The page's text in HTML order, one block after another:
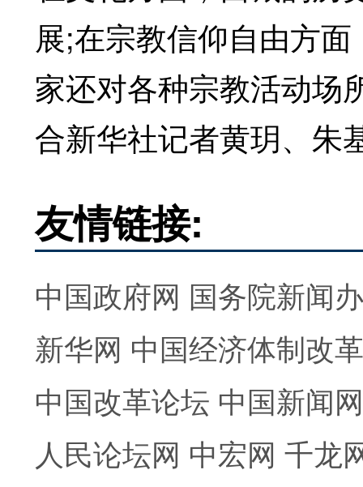
展;在宗教信仰自由方
家还对各种宗教活动场
合新华社记者黄玥、朱
友情链接:
中国政府网 国务院新闻
新华网 中国经济体制改
中国改革论坛 中国新闻网
人民论坛网 中宏网 千龙